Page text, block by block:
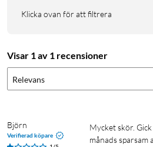
Klicka ovan för att filtrera
Visar 1 av 1 recensioner
Relevans
Björn
Verifierad köpare
Mycket skör. Gick sönder efter bara någon
månads sparsam